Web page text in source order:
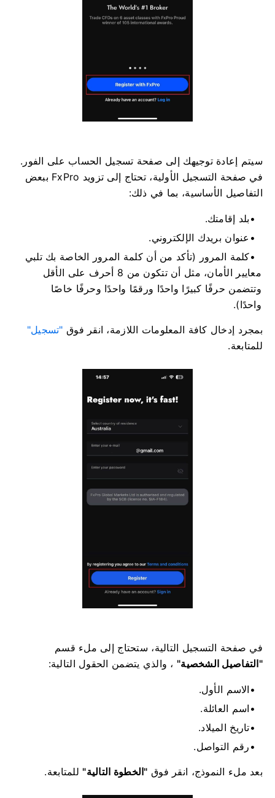
سيتم إعادة توجيهك إلى صفحة تسجيل الحساب على الفور.
في صفحة التسجيل الأولية، تحتاج إلى تزويد FxPro ببعض
التفاصيل الأساسية، بما في ذلك:
بلد إقامتك.
عنوان بريدك الإلكتروني.
كلمة المرور (تأكد من أن كلمة المرور الخاصة بك تلبي
معايير الأمان، مثل أن تتكون من 8 أحرف على الأقل
وتتضمن حرفًا كبيرًا واحدًا ورقمًا واحدًا وحرفًا خاصًا
واحدًا).
بمجرد إدخال كافة المعلومات اللازمة، انقر فوق "تسجيل"
للمتابعة.
في صفحة التسجيل التالية، ستحتاج إلى ملء قسم
"التفاصيل الشخصية" ، والذي يتضمن الحقول التالية:
الاسم الأول.
اسم العائلة.
تاريخ الميلاد.
رقم التواصل.
بعد ملء النموذج، انقر فوق "الخطوة التالية" للمتابعة.